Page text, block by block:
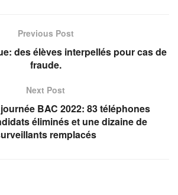
Previous Post
des élèves interpellés pour cas de
fraude.
Next Post
BAC 2022: 83 téléphones
éliminés et une dizaine de
remplacés